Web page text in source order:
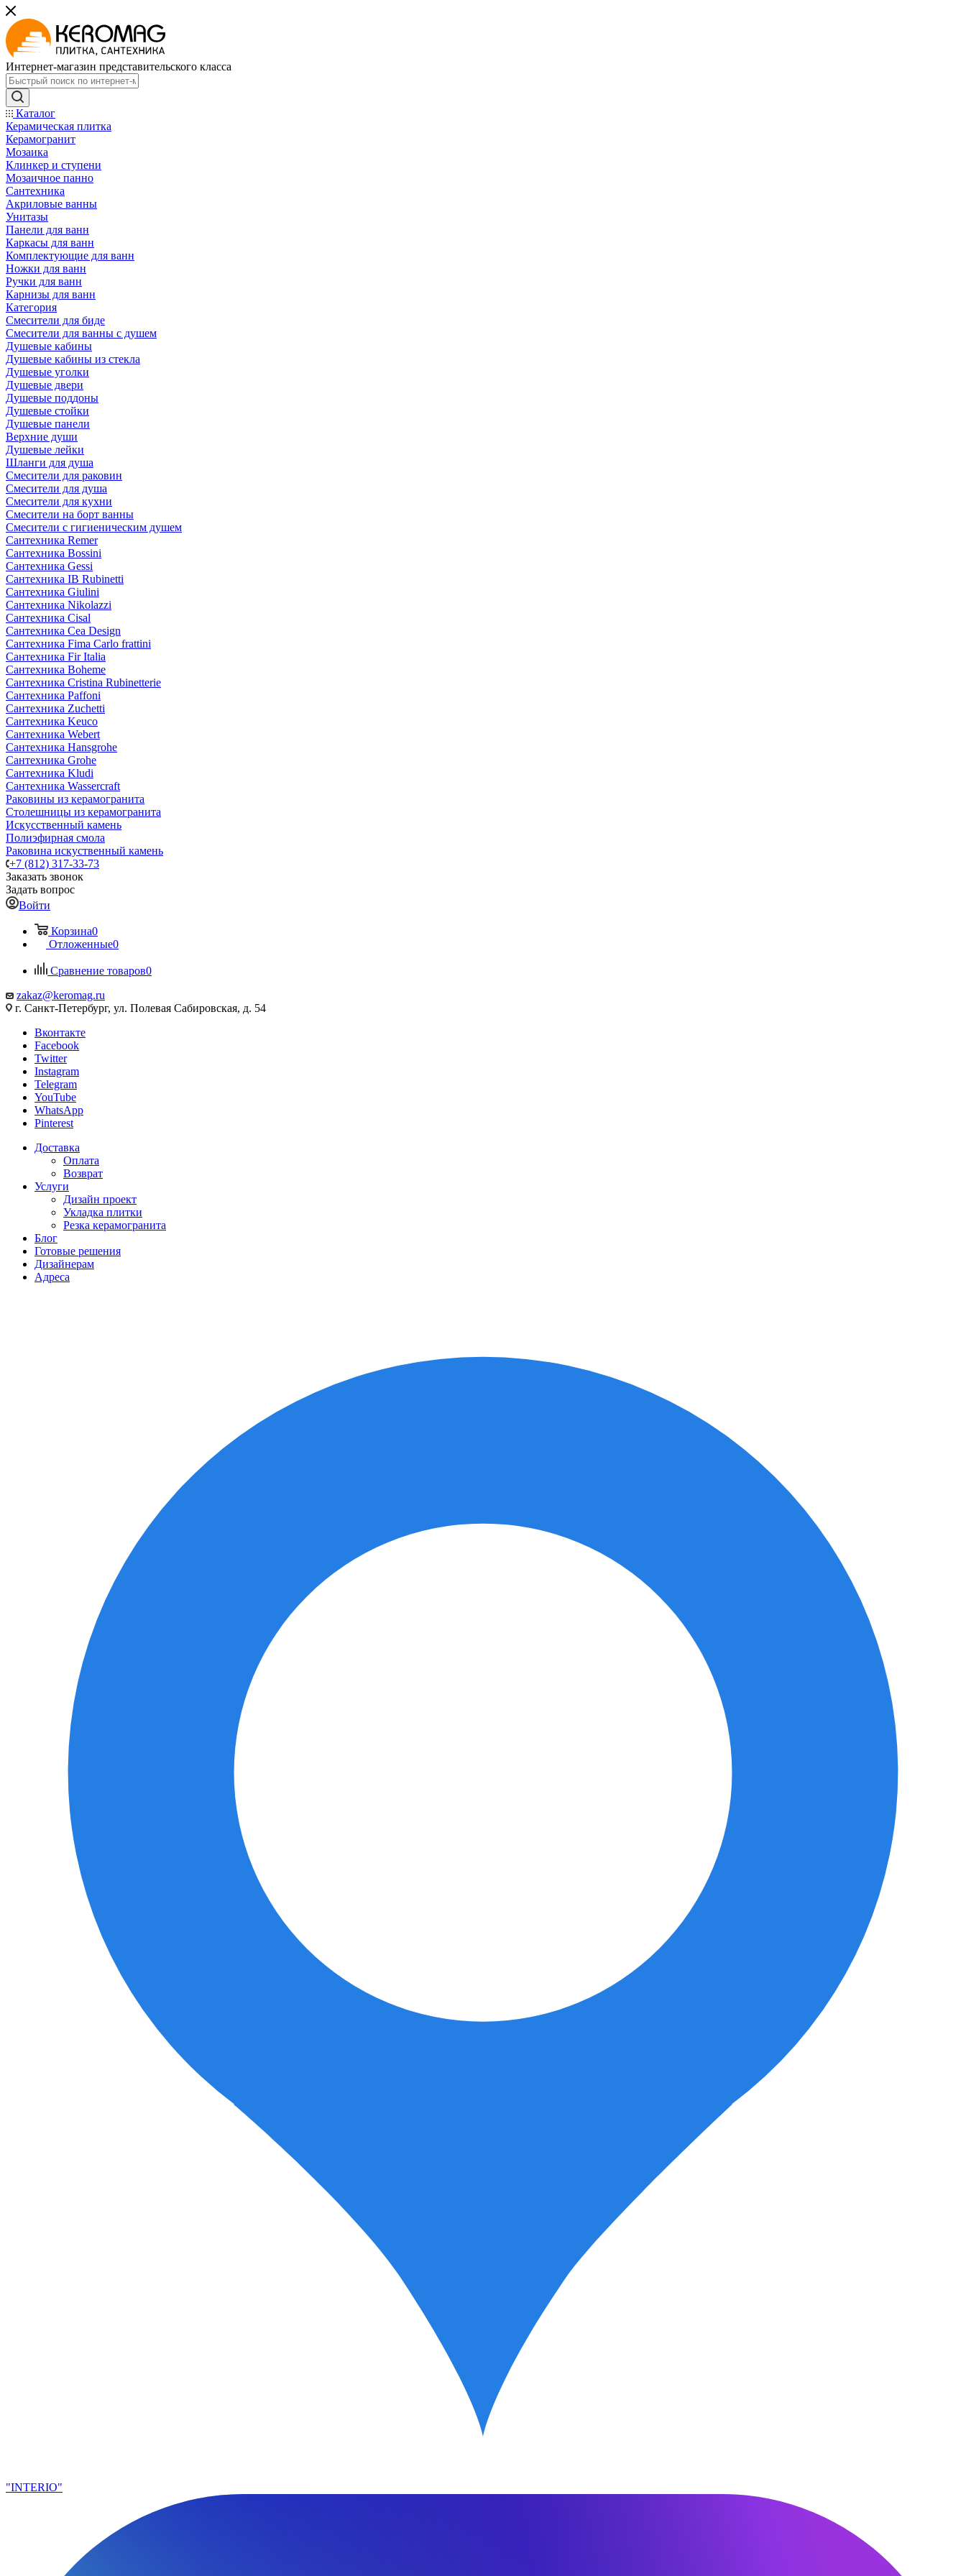
Интернет-магазин представительского класса
Каталог
Керамическая плитка
Керамогранит
Мозаика
Клинкер и ступени
Мозаичное панно
Сантехника
Акриловые ванны
Унитазы
Панели для ванн
Каркасы для ванн
Комплектующие для ванн
Ножки для ванн
Ручки для ванн
Карнизы для ванн
Категория
Смесители для биде
Смесители для ванны с душем
Душевые кабины
Душевые кабины из стекла
Душевые уголки
Душевые двери
Душевые поддоны
Душевые стойки
Душевые панели
Верхние души
Душевые лейки
Шланги для душа
Смесители для раковин
Смесители для душа
Смесители для кухни
Смесители на борт ванны
Смесители с гигиеническим душем
Сантехника Remer
Сантехника Bossini
Сантехника Gessi
Сантехника IB Rubinetti
Сантехника Giulini
Сантехника Nikolazzi
Сантехника Cisal
Сантехника Cea Design
Сантехника Fima Carlo frattini
Сантехника Fir Italia
Сантехника Boheme
Сантехника Cristina Rubinetterie
Сантехника Paffoni
Сантехника Zuchetti
Сантехника Keuco
Сантехника Webert
Сантехника Hansgrohe
Сантехника Grohe
Сантехника Kludi
Сантехника Wassercraft
Раковины из керамогранита
Столешницы из керамогранита
Искусственный камень
Полиэфирная смола
Раковина искуственный камень
+7 (812) 317-33-73
Заказать звонок
Задать вопрос
Войти
Корзина0
Отложенные0
Сравнение товаров0
zakaz@keromag.ru
г. Санкт-Петербург, ул. Полевая Сабировская, д. 54
Вконтакте
Facebook
Twitter
Instagram
Telegram
YouTube
WhatsApp
Pinterest
Доставка
Оплата
Возврат
Услуги
Дизайн проект
Укладка плитки
Резка керамогранита
Блог
Готовые решения
Дизайнерам
Адреса
"INTERIO"